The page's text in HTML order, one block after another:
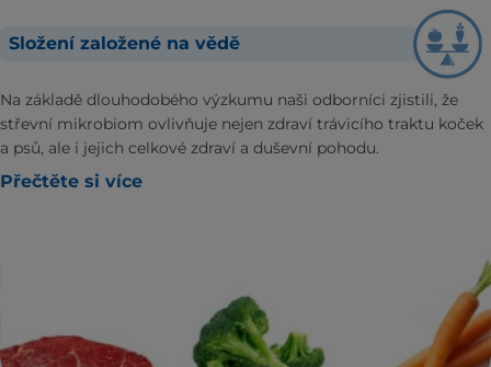
Složení založené na vědě
Na základě dlouhodobého výzkumu naši odborníci zjistili, že
střevní mikrobiom ovlivňuje nejen zdraví trávicího traktu koček
a psů, ale i jejich celkové zdraví a duševní pohodu.
Přečtěte si více